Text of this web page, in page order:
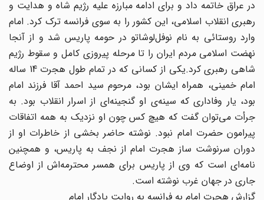
در عراق خاتمه داد و برای ادامه مبارزه علیه رژیم شاه و هدایت و
رهبری انقلاب اسلامی، این کشور را به سوی فرانسه ترک کرد. امام
وارد روستائی به نام نوفل‌لوشاتو در حومه پاریس شد و از آنجا
نهضت اسلامی مردم ایران را تا مرحله پیروزی کامل و سقوط رژیم
شاهی رهبری کرد.یکی از کسانی که در تمام طول هجرت 14 ساله
امام خمینی، همراه ایشان بود، مرحوم سید احمد آقا فرزند امام
بود، یار وفاداری که سینه‌ی او گنجینه‌ای از اسرار انقلاب بود. به
جرأت می‌توان گفت که هیچ کس چون او نزدیک به همه اتفاقات
پیرامون حضرت امام نبود. نوشته حاضر بخشی از خاطرات او از
دوران سرنوشت ساز هجرت امام از نجف به پاریس، و همچنین
نامه‌ای است که وی از پاریس برای همسر محترمه‌اش از اوضاع
جاری در جهان غرب نوشته است.
گزارش هجرت امام به فرانسه به روایت یادگار امام